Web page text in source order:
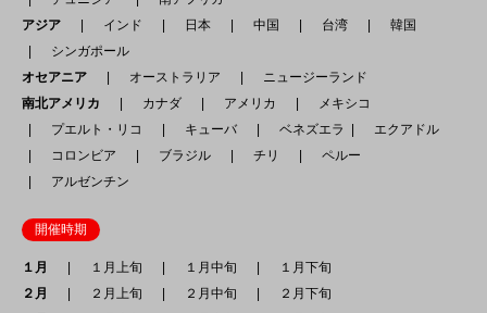
アジア
インド 日本 中国 台湾
韓国
シンガポール
オセアニア
オーストラリア
ニュージーランド
南北アメリカ
カナダ アメリカ
メキシコ
プエルト・リコ
キューバ ベネズエラ
エクアドル
コロンビア
ブラジル チリ
ペルー
アルゼンチン
開催時期
１月 １月上旬 １月中旬
１月下旬
２月
２月上旬 ２月中旬
２月下旬